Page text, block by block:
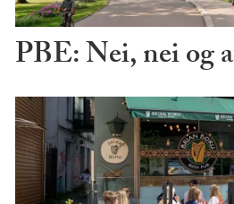
PBE: Nei, nei og